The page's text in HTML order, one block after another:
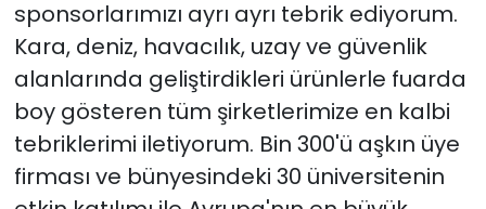
sponsorlarımızı ayrı ayrı tebrik ediyorum.
Kara, deniz, havacılık, uzay ve güvenlik
alanlarında geliştirdikleri ürünlerle fuarda
boy gösteren tüm şirketlerimize en kalbi
tebriklerimi iletiyorum. Bin 300'ü aşkın üye
firması ve bünyesindeki 30 üniversitenin